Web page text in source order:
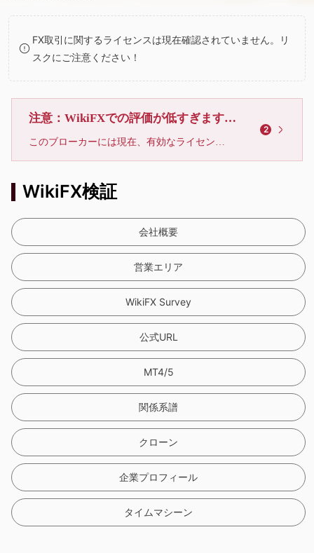
5
6
7
8
9
FX取引に関するライセンスは現在確認されていません。リ
スクにご注意ください！
注意：WikiFXでの評価が低すぎます、利用しないでください
このブローカーには現在、有効なライセンスが確認されていません。リスクにご注意下さい！
2
WikiFX検証
会社概要
営業エリア
WikiFX Survey
公式URL
MT4/5
関係系譜
クローン
企業プロフィール
タイムマシーン